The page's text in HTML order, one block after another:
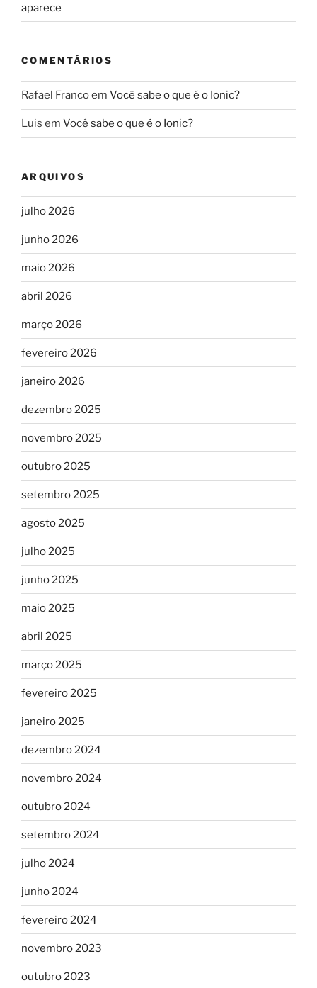
aparece
COMENTÁRIOS
Rafael Francoem Você sabe o que é o Ionic?
Luis em Você sabe o que é o Ionic?
ARQUIVOS
julho 2026
junho 2026
maio 2026
abril 2026
março 2026
fevereiro 2026
janeiro 2026
dezembro 2025
novembro 2025
outubro 2025
setembro 2025
agosto 2025
julho 2025
junho 2025
maio 2025
abril 2025
março 2025
fevereiro 2025
janeiro 2025
dezembro 2024
novembro 2024
outubro 2024
setembro 2024
julho 2024
junho 2024
fevereiro 2024
novembro 2023
outubro 2023